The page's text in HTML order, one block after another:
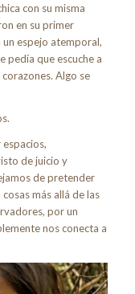
con su misma
en su primer
un espejo atemporal,
pedía que escuche a
Algo se
de juicio y
de pretender
más allá de las
por un
nos conecta a